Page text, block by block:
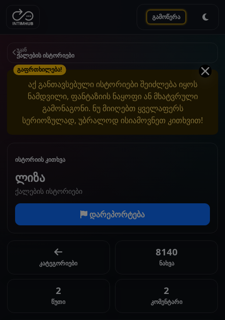
გამოწერა
უკან
ქალების ისტორიები
გაფრთხილება!
აქ განთავსებული ისტორიები შეიძლება იყოს
ნამდვილი, ფანტაზიის ნაყოფი ან მხატვრული
გამონაგონი. ნუ მიიღებთ ყველაფერს
სერიოზულად, უბრალოდ ისიამოვნეთ კითხვით!
ისტორიის კითხვა
ლიზა
ქალების ისტორიები
დარეპორტება
კატეგორიები
8140
ნახვა
2
წუთი
2
კომენტარი